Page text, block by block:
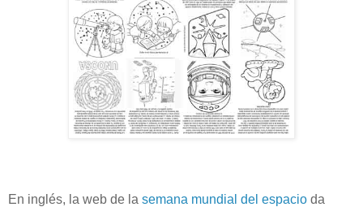
En inglés, la web de la semana mundial del espacio da